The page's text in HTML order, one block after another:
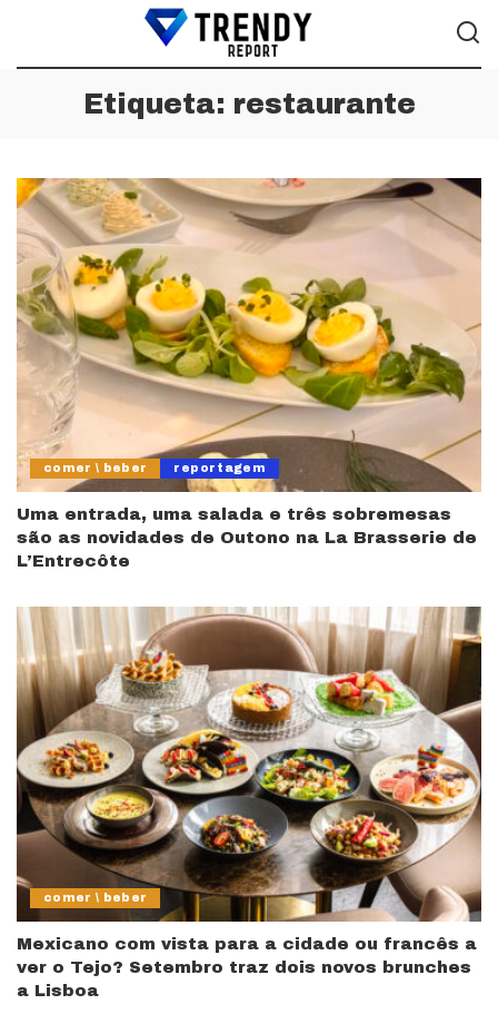
Etiqueta: restaurante
comer \ beber reportagem
Uma entrada, uma salada e três sobremesas
são as novidades de Outono na La Brasserie de
L’Entrecôte
comer \ beber
Mexicano com vista para a cidade ou francês a
ver o Tejo? Setembro traz dois novos brunches
a Lisboa